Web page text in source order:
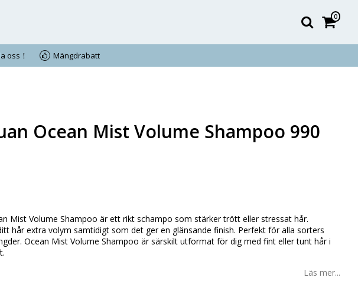
0
oss！ Mängdrabatt
Ocean Mist Volume Shampoo 990
Mist Volume Shampoo är ett rikt schampo som stärker trött eller stressat hår.
hår extra volym samtidigt som det ger en glänsande finish. Perfekt för alla sorters
Ocean Mist Volume Shampoo är särskilt utformat för dig med fint eller tunt hår i
Läs mer...